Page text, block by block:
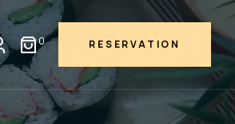
0 RESERVATION